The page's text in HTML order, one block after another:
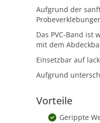
Aufgrund der
Das PVC-Band
mit dem
Einsetzbar auf
Aufgrund
Vorteile
Gerippte